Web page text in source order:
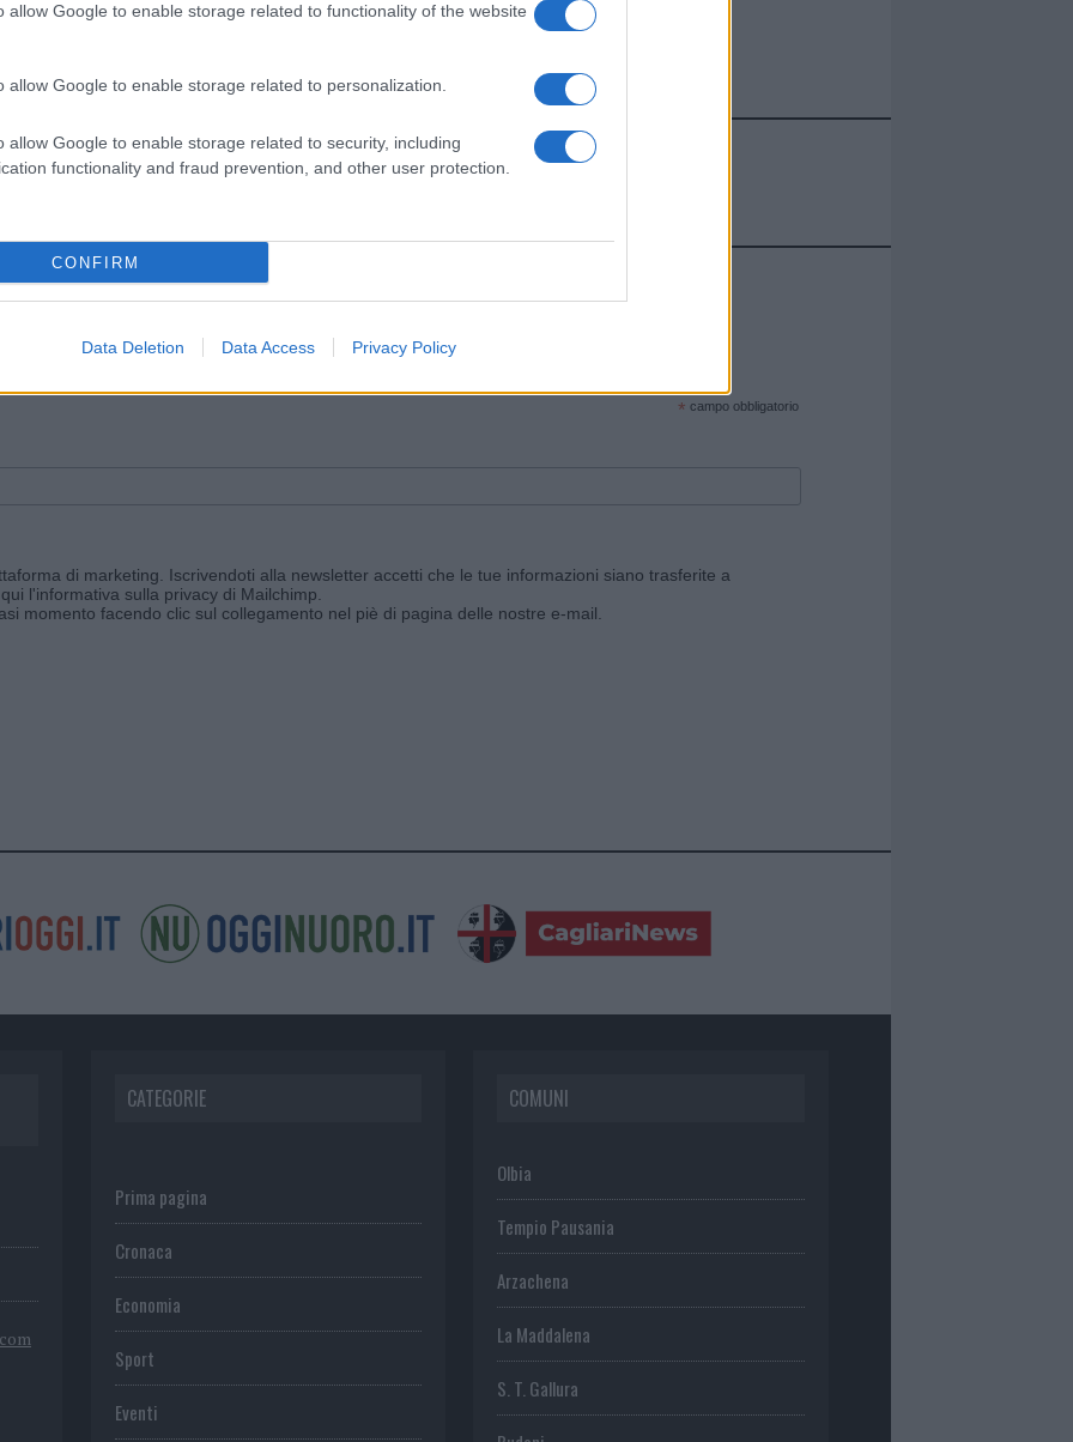
allow Google to enable storage related to functionality of the website
allow Google to enable storage related to personalization.
allow Google to enable storage related to security, including
functionality and fraud prevention, and other user protection.
CONFIRM
Data Deletion Data Access Privacy Policy
Invia un Comunicato Stampa|Pubblicità|Segnala
e ricevi le nostre email periodiche contenenti le ultime notizie pubblicate sul sito web!
* campo obbligatorio
di marketing. Iscrivendoti alla newsletter accetti che le tue informazioni siano trasferite a
l'informativa sulla privacy di Mailchimp
momento facendo clic sul collegamento nel piè di pagina delle nostre e-mail.
CATEGORIE
Prima pagina
Cronaca
Economia
Sport
Eventi
COMUNI
Olbia
Tempio Pausania
Arzachena
La Maddalena
S. T. Gallura